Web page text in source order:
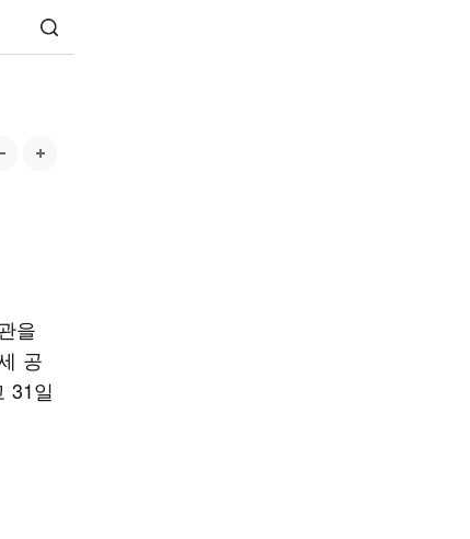
을
공
31일